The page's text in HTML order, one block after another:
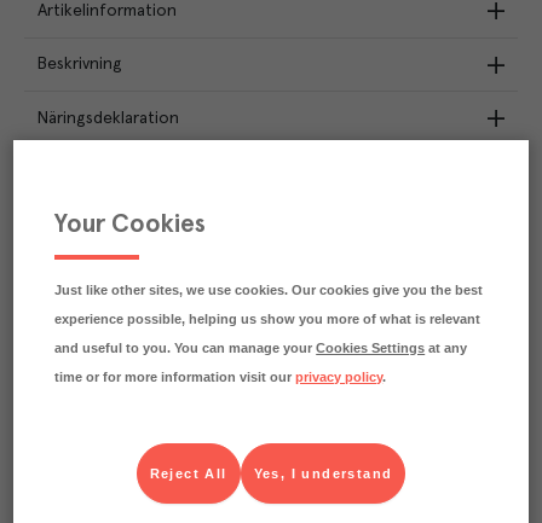
Artikelinformation
Beskrivning
Näringsdeklaration
Varje kilo av varan påverkar klimatet motsvarande
utsläppen av 2.3 kg koldioxid.
Your Cookies
Just like other sites, we use cookies. Our cookies give you the best
experience possible, helping us show you more of what is relevant
and useful to you. You can manage yourCookies Settings at any
time or for more information visit ourprivacy policy.
Yes, I understand
Reject All